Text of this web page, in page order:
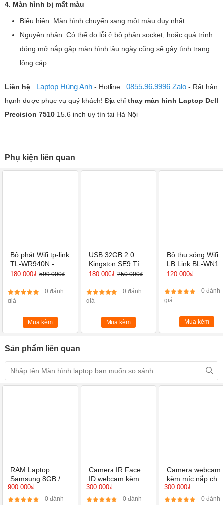
4. Màn hình bị mất màu
Biểu hiện: Màn hình chuyển sang một màu duy nhất.
Nguyên nhân: Có thể do lỗi ở bộ phận socket, hoặc quá trình
đóng mở nắp gập màn hình lâu ngày cũng sẽ gây tình trạng
lỏng cáp.
Liên hệ : Laptop Hùng Anh - Hotline : 0855.96.9996 Zalo - Rất hân
hạnh được phục vụ quý khách! Địa chỉ thay màn hình Laptop Dell
Precision 7510 15.6 inch uy tín tại Hà Nội
Phụ kiện liên quan
Bộ phát Wifi tp-link
TL-WR940N -
Router Wi-Fi
450Mbps
180.000₫ 599.000₫
0 đánh
giá
Mua kèm
USB 32GB 2.0
Kingston SE9 Tích
hợp Mini Windows
180.000₫ 250.000₫
0 đánh
giá
Mua kèm
Bộ thu sóng Wifi
LB Link BL-
Hàng chính hãng
120.000₫
0 đánh
giá
Mua kèm
Sản phẩm liên quan
RAM Laptop
Samsung 8GB /
PC3L BUS 1600 /
12800S
900.000₫
0 đánh
Camera IR Face
ID webcam kèm
míc nắp cho Dell
Latitude E7470
300.000₫
0 đánh
Camera webcam
kèm míc nắp cho
Dell Precision
3510 3520
300.000₫
0 đánh